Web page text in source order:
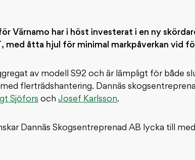
Värnamo har i höst investerat i en ny
med åtta hjul för minimal markpåverkan vid
av modell S92 och är lämpligt för både
flerträdshantering. Dannäs
Sjöfors och Josef Karlsson.
Dannäs Skogsentreprenad AB lycka till